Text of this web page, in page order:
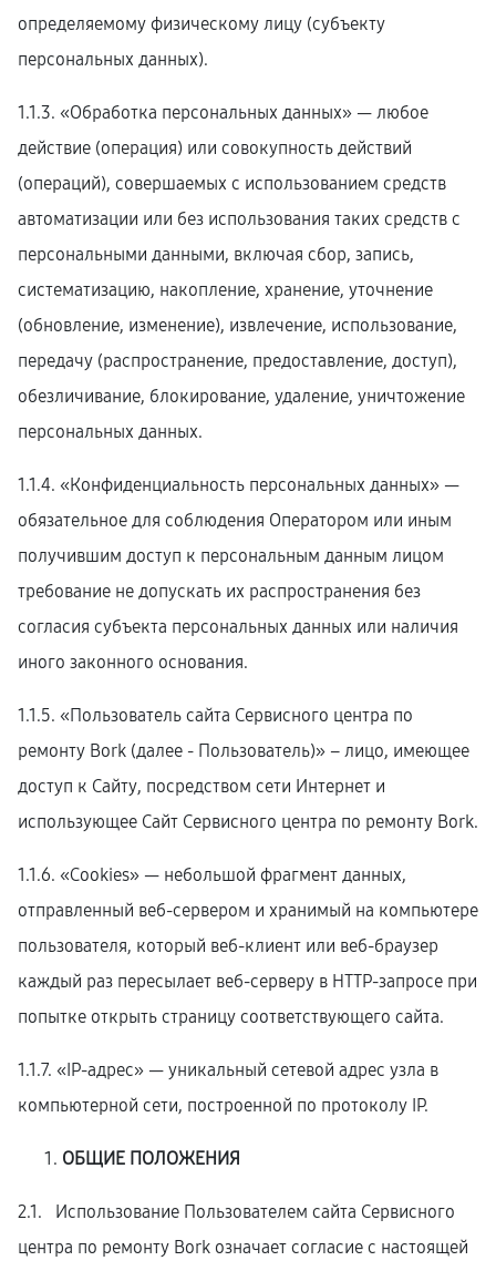
определяемому физическому лицу (субъекту
персональных данных).
1.1.3. «Обработка персональных данных» — любое
действие (операция) или совокупность действий
(операций), совершаемых с использованием средств
автоматизации или без использования таких средств с
персональными данными, включая сбор, запись,
систематизацию, накопление, хранение, уточнение
(обновление, изменение), извлечение, использование,
передачу (распространение, предоставление, доступ),
обезличивание, блокирование, удаление, уничтожение
персональных данных.
1.1.4. «Конфиденциальность персональных данных» —
обязательное для соблюдения Оператором или иным
получившим доступ к персональным данным лицом
требование не допускать их распространения без
согласия субъекта персональных данных или наличия
иного законного основания.
1.1.5. «Пользователь сайта Сервисного центра по
ремонту Bork (далее ‑ Пользователь)» – лицо, имеющее
доступ к Сайту, посредством сети Интернет и
использующее Сайт Сервисного центра по ремонту Bork.
1.1.6. «Cookies» — небольшой фрагмент данных,
отправленный веб-сервером и хранимый на компьютере
пользователя, который веб-клиент или веб-браузер
каждый раз пересылает веб-серверу в HTTP-запросе при
попытке открыть страницу соответствующего сайта.
1.1.7. «IP-адрес» — уникальный сетевой адрес узла в
компьютерной сети, построенной по протоколу IP.
ОБЩИЕ ПОЛОЖЕНИЯ
2.1. Использование Пользователем сайта Сервисного
центра по ремонту Bork означает согласие с настоящей